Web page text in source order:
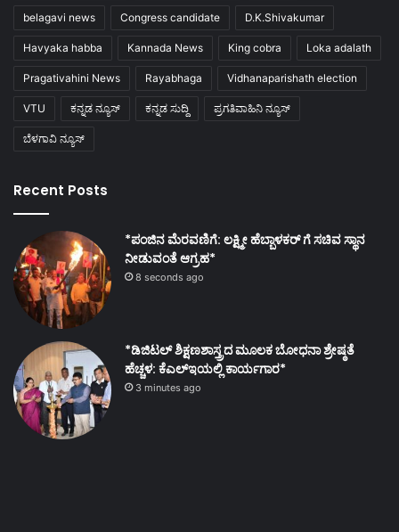
belagavi news Congress candidate D.K.Shivakumar
Havyaka habba Kannada News King cobra Loka adalath
Pragativahini News Rayabhaga Vidhanaparishath election
VTU ಕನ್ನಡ ನ್ಯೂಸ್ ಕನ್ನಡ ಸುದ್ದಿ ಪ್ರಗತಿವಾಹಿನಿ ನ್ಯೂಸ್
ಬೆಳಗಾವಿ ನ್ಯೂಸ್
Recent Posts
*ಪಂಜಿನ ಮೆರವಣಿಗೆ: ಲಕ್ಷ್ಮೀ ಹೆಬ್ಬಾಳಕರ್ ಗೆ ಸಚಿವ ಸ್ಥಾನ
ನೀಡುವಂತೆ ಆಗ್ರಹ*
8 seconds ago
*ಡಿಜಿಟಲ್ ಶಿಕ್ಷಣಶಾಸ್ತ್ರದ ಮೂಲಕ ಬೋಧನಾ ಶ್ರೇಷ್ಠತೆ
ಹೆಚ್ಚಳ: ಕೆಎಲ್ಇಯಲ್ಲಿ ಕಾರ್ಯಗಾರ*
3 minutes ago